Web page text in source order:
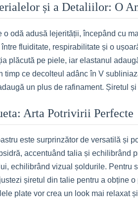
și a Detaliilor: O
o odă adusă lejerității, începând cu
fluiditate, respirabilitate și o
plăcută pe piele, iar elastanul
timp ce decolteul adânc în V
un plus de rafinament. Șiretul
Arta Potrivirii Perfecte
este surprinzător de versatilă și
accentuând talia și echilibrând
echilibrând vizual șoldurile. Pentru
șiretul din talie pentru a obține
plate vor crea un look mai relaxat